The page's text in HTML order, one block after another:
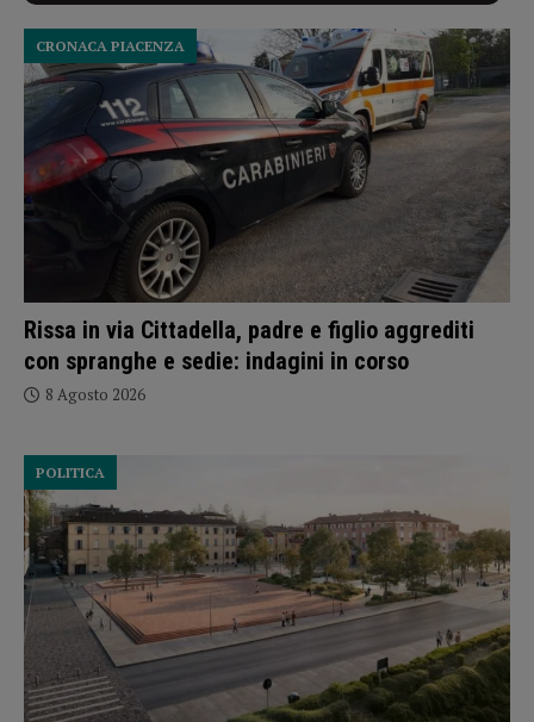
Rissa in via Cittadella, padre e figlio aggrediti
con spranghe e sedie: indagini in corso
CRONACA PIACENZA
8 Agosto 2026
POLITICA